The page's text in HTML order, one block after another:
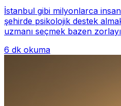
İstanbul gibi milyonlarca
şehirde psikolojik destek
uzmanı seçmek bazen
6 dk okuma